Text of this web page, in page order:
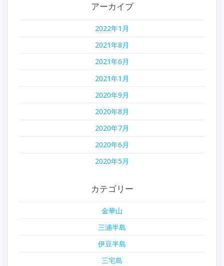
アーカイブ
2022年1月
2021年8月
2021年6月
2021年1月
2020年9月
2020年8月
2020年7月
2020年6月
2020年5月
カテゴリー
金華山
三浦半島
伊豆半島
三宅島